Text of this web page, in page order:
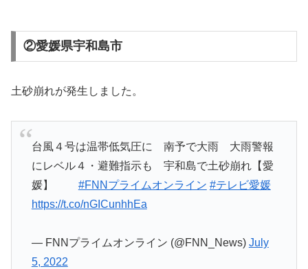
②愛媛県宇和島市
土砂崩れが発生しました。
台風４号は温帯低気圧に 南予で大雨 大雨警報
にレベル４・避難指示も 宇和島で土砂崩れ【愛
媛】 #FNNプライムオンライン #テレビ愛媛
https://t.co/nGICunhhEa
— FNNプライムオンライン (@FNN_News) July
5, 2022